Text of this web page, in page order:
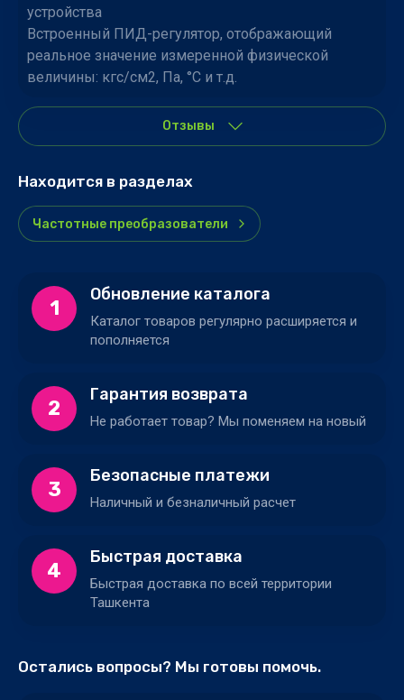
устройства
Встроенный ПИД-регулятор, отображающий
реальное значение измеренной физической
величины: кгс/см2, Па, °С и т.д.
Отзывы
Находится в разделах
Частотные преобразователи
1
Обновление каталога
Каталог товаров регулярно расширяется и
пополняется
2
Гарантия возврата
Не работает товар? Мы поменяем на новый
3
Безопасные платежи
Наличный и безналичный расчет
4
Быстрая доставка
Быстрая доставка по всей территории
Ташкента
Остались вопросы? Мы готовы помочь.